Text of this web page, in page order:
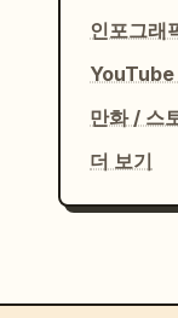
인포그래
YouTube
만화 / 스
더 보기